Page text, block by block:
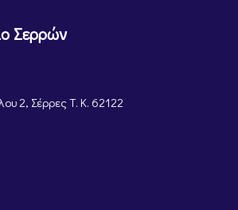
Σερρών
2, Σέρρες Τ. Κ. 62122